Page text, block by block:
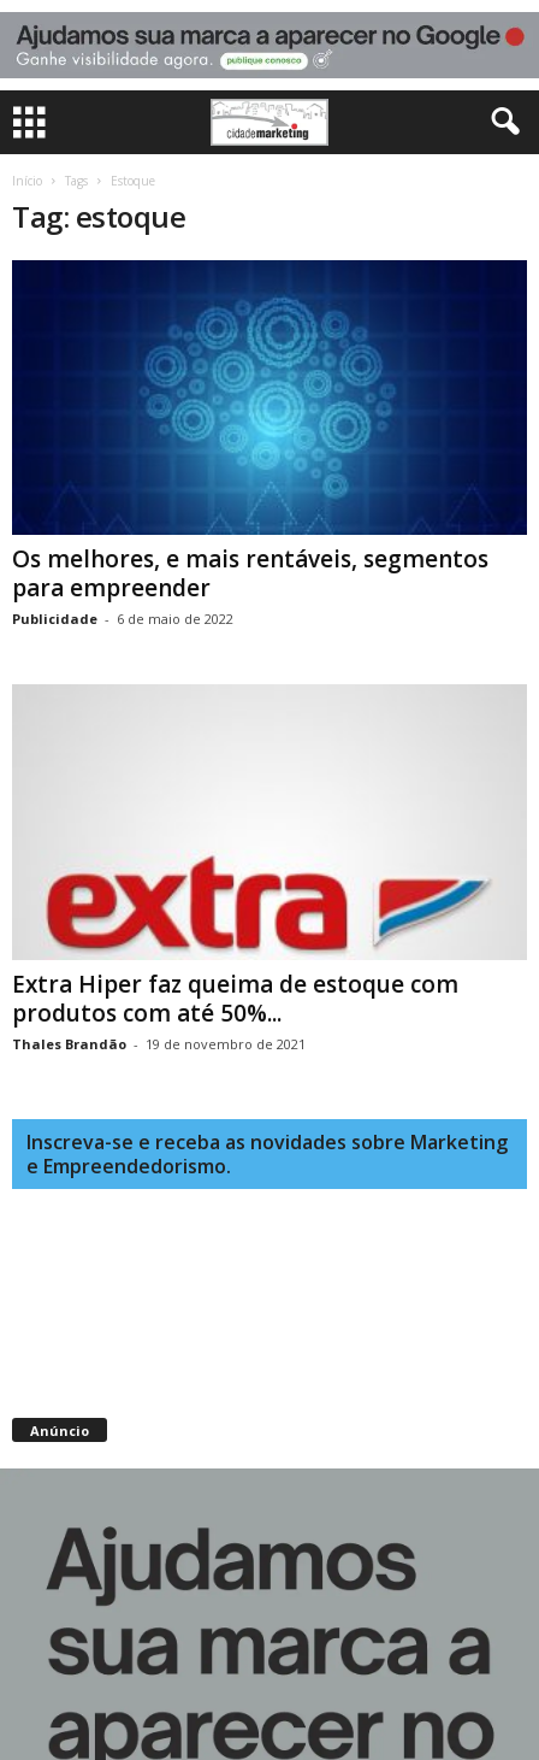
Início Tags Estoque
Tag: estoque
Os melhores, e mais rentáveis, segmentos
para empreender
Publicidade - 6 de maio de 2022
Extra Hiper faz queima de estoque com
produtos com até 50%...
Thales Brandão - 19 de novembro de 2021
Inscreva-se e receba as novidades sobre Marketing
e Empreendedorismo.
Anúncio